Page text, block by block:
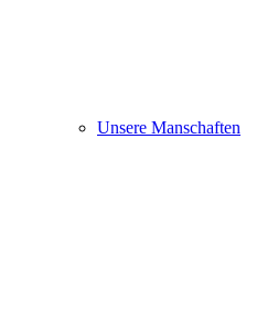
Unsere Manschaften